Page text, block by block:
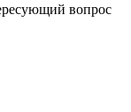
вопрос